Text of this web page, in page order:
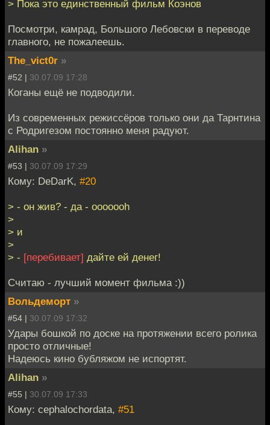
> Пока это единственный фильм Коэнов
Посмотри, камрад, Большого Лебовски в переводе
главного, не пожалеешь.
The_vict0r »
#52 | 30.07.09 17:28
Коганы ещё не подводили.
Из современных режиссёров только они да Тарнтина
с Родригезом постоянно меня радуют.
Alihan »
#53 | 30.07.09 17:29
Кому: DeDarK, #20
> - он жив? - да - ooooooh
>
> и
>
> - [перебивает] дайте ей денег!
Считаю - лучший момент фильма :))
Вольдеморт »
#54 | 30.07.09 17:32
Удары бошкой по доске на протяжении всего ролика
просто отличные!
Надеюсь кино бубляжом не испортят.
Alihan »
#55 | 30.07.09 17:33
Кому: cephalochordata, #51